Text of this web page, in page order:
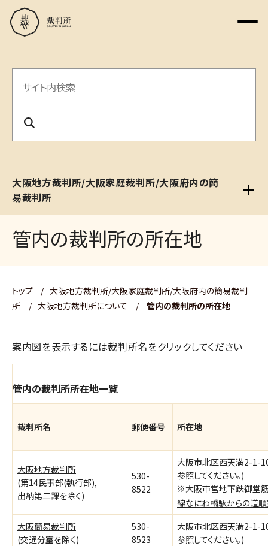
サ
内
索
大阪地方裁判所/大阪家庭裁判所/大阪府内の簡
易裁判所
管内の裁判所の所在地
トップ / 大阪地方裁判所/大阪家庭裁判所/大阪府内の簡易裁判
所
/ 大阪地方裁判所について / 管内の裁判所の所在地
案内図を表示するには裁判所名をクリックしてください
管内の裁判所所在地一覧
裁判所名 郵便番号 所在地
大阪地方裁判所
(第14民事部(執行部),
出納第二課を除く)
530-
8522
大阪市北区西天満2-1-
参照してください。)
※大阪市営地下鉄御堂
線なにわ橋駅からの道順
大阪簡易裁判所
(交通分室を除く)
530-
8523
大阪市北区西天満2-1-
参照してください。)